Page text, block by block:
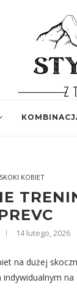
SKOKI KOBIET
14 lutego, 2026
na dużej